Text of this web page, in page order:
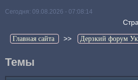
Сегодня: 09.08.2026 - 07:08:14
Главная сайта >> Дерзкий форум
Темы